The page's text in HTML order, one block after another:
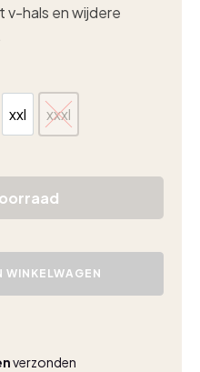
v-hals en wijdere
xxl
xxl
xxxl
xxxl
WINKELWAGEN
verzonden